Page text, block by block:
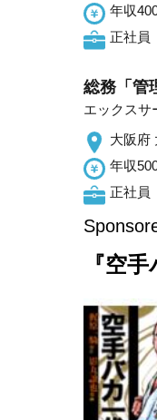
年収
正社員
総務「管
エックスサ
大阪府
年収
正社員
『空